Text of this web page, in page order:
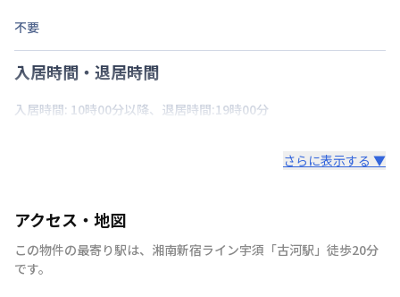
不要
入居時間・退居時間
入居時間: 10時00分以降、退居時間:19時00分
さらに表示する ▼
アクセス・地図
この物件の最寄り駅は、 湘南新宿ライン宇須 「古河駅 」 徒歩20分
です。